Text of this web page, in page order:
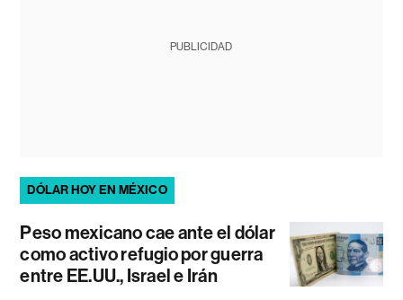
PUBLICIDAD
DÓLAR HOY EN MÉXICO
Peso mexicano cae ante el dólar
como activo refugio por guerra
entre EE.UU., Israel e Irán